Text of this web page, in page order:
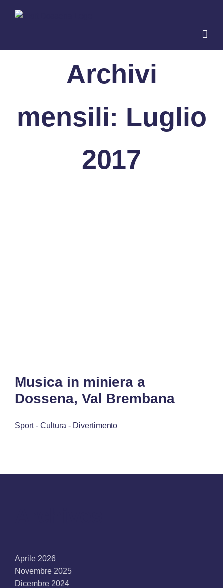
Archivi
mensili: Luglio
2017
Musica in miniera a
Dossena, Val Brembana
Sport - Cultura - Divertimento
Aprile 2026
Novembre 2025
Dicembre 2024